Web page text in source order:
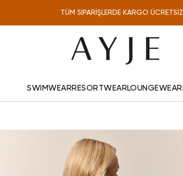
ONLINE'A ÖZEL %10 İNDİRİM
SWIMWEARRESORTWEARLOUNGEWEAR